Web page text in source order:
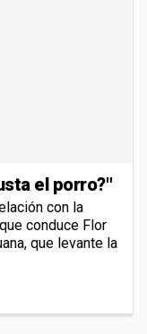
el porro?"
con la
conduce Flor
que levante la